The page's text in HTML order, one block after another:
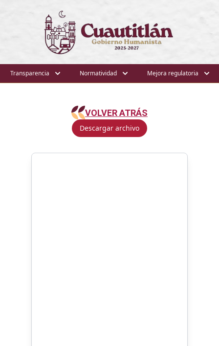
Transparencia Normatividad Mejora regulatoria
VOLVER ATRÁS
Descargar archivo